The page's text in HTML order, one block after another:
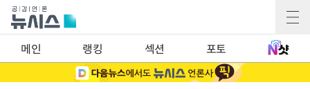
메인 랭킹 섹션 포토